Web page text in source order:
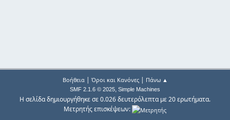
Βοήθεια| Όροι και Κανόνες| Πάνω ▲
SMF 2.1.6 © 2025, Simple Machines
Η σελίδα δημιουργήθηκε σε 0.026 δευτερόλεπτα με 20 ερωτήματα.
Μετρητής επισκέψεων: